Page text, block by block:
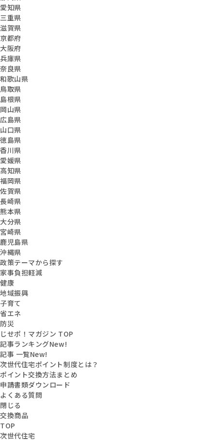
愛知県
三重県
滋賀県
京都府
大阪府
兵庫県
奈良県
和歌山県
鳥取県
島根県
岡山県
広島県
山口県
徳島県
香川県
愛媛県
高知県
福岡県
佐賀県
長崎県
熊本県
大分県
宮崎県
鹿児島県
沖縄県
政策テーマから探す
家事負担軽減
健康
地域振興
子育て
省エネ
防災
じせポ！マガジン TOP
記事ランキングNew!
記事 一覧New!
次世代住宅ポイント制度とは？
ポイント交換方法まとめ
申請書類ダウンロード
よくある質問
閉じる
交換商品
TOP
次世代住宅